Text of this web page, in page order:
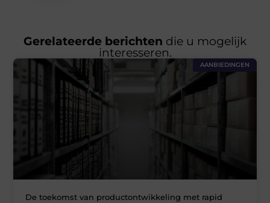
Gerelateerde berichten die u mogelijk
interesseren.
AANBIEDINGEN
De toekomst van productontwikkeling met rapid